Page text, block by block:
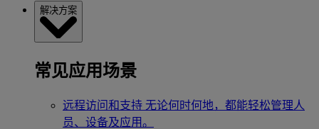
解决方案
常见应用场景
远程访问和支持 无论何时何地，都能轻松管理人
员、设备及应用。